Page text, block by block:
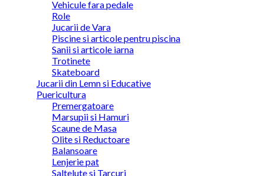
Vehicule fara pedale
Role
Jucarii de Vara
Piscine si articole pentru piscina
Sanii si articole iarna
Trotinete
Skateboard
Jucarii din Lemn si Educative
Puericultura
Premergatoare
Marsupii si Hamuri
Scaune de Masa
Olite si Reductoare
Balansoare
Lenjerie pat
Saltelute si Tarcuri